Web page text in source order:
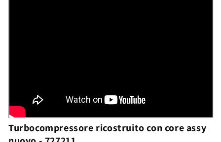
Turbocompressore ricostruito con core assy